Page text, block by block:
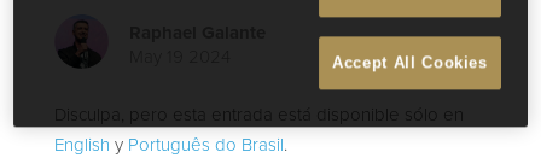
Disculpa, pero esta entrada está disponible sólo en
English y Português do Brasil.
Accept All Cookies